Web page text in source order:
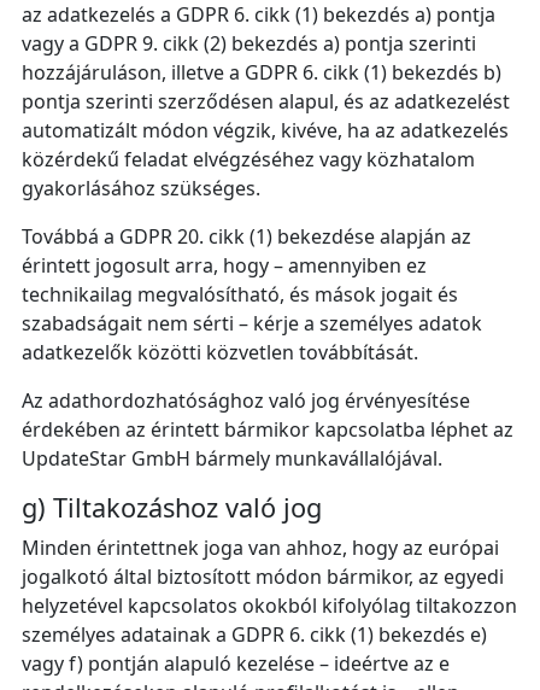
az adatkezelés a GDPR 6. cikk (1) bekezdés a) pontja
vagy a GDPR 9. cikk (2) bekezdés a) pontja szerinti
hozzájáruláson, illetve a GDPR 6. cikk (1) bekezdés b)
pontja szerinti szerződésen alapul, és az adatkezelést
automatizált módon végzik, kivéve, ha az adatkezelés
közérdekű feladat elvégzéséhez vagy közhatalom
gyakorlásához szükséges.
Továbbá a GDPR 20. cikk (1) bekezdése alapján az
érintett jogosult arra, hogy – amennyiben ez
technikailag megvalósítható, és mások jogait és
szabadságait nem sérti – kérje a személyes adatok
adatkezelők közötti közvetlen továbbítását.
Az adathordozhatósághoz való jog érvényesítése
érdekében az érintett bármikor kapcsolatba léphet az
UpdateStar GmbH bármely munkavállalójával.
g) Tiltakozáshoz való jog
Minden érintettnek joga van ahhoz, hogy az európai
jogalkotó által biztosított módon bármikor, az egyedi
helyzetével kapcsolatos okokból kifolyólag tiltakozzon
személyes adatainak a GDPR 6. cikk (1) bekezdés e)
vagy f) pontján alapuló kezelése – ideértve az e